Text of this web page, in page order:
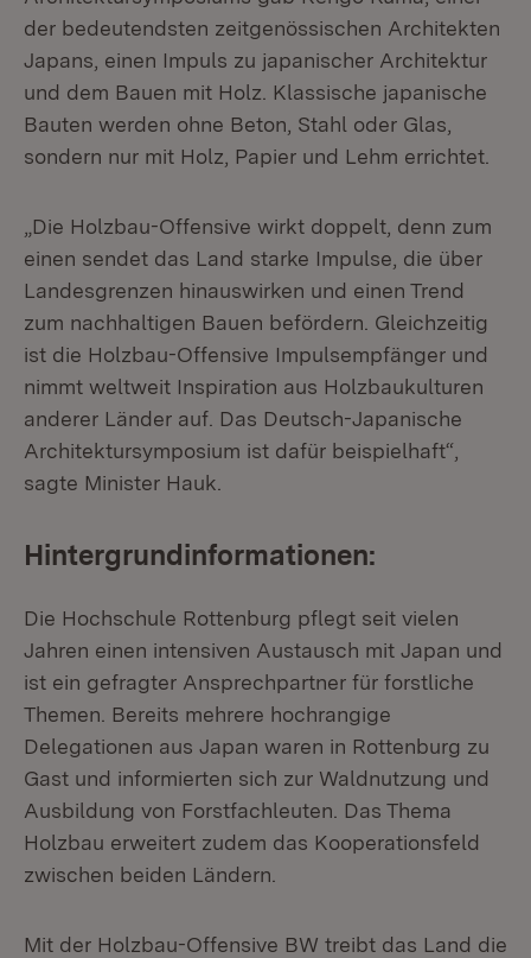
der bedeutendsten zeitgenössischen Architekten
Japans, einen Impuls zu japanischer Architektur
und dem Bauen mit Holz. Klassische japanische
Bauten werden ohne Beton, Stahl oder Glas,
sondern nur mit Holz, Papier und Lehm errichtet.
„Die Holzbau-Offensive wirkt doppelt, denn zum
einen sendet das Land starke Impulse, die über
Landesgrenzen hinauswirken und einen Trend
zum nachhaltigen Bauen befördern. Gleichzeitig
ist die Holzbau-Offensive Impulsempfänger und
nimmt weltweit Inspiration aus Holzbaukulturen
anderer Länder auf. Das Deutsch-Japanische
Architektursymposium ist dafür beispielhaft“,
sagte Minister Hauk.
Hintergrundinformationen:
Die Hochschule Rottenburg pflegt seit vielen
Jahren einen intensiven Austausch mit Japan und
ist ein gefragter Ansprechpartner für forstliche
Themen. Bereits mehrere hochrangige
Delegationen aus Japan waren in Rottenburg zu
Gast und informierten sich zur Waldnutzung und
Ausbildung von Forstfachleuten. Das Thema
Holzbau erweitert zudem das Kooperationsfeld
zwischen beiden Ländern.
Mit der Holzbau-Offensive BW treibt das Land die